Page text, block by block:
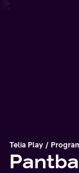
Telia Play